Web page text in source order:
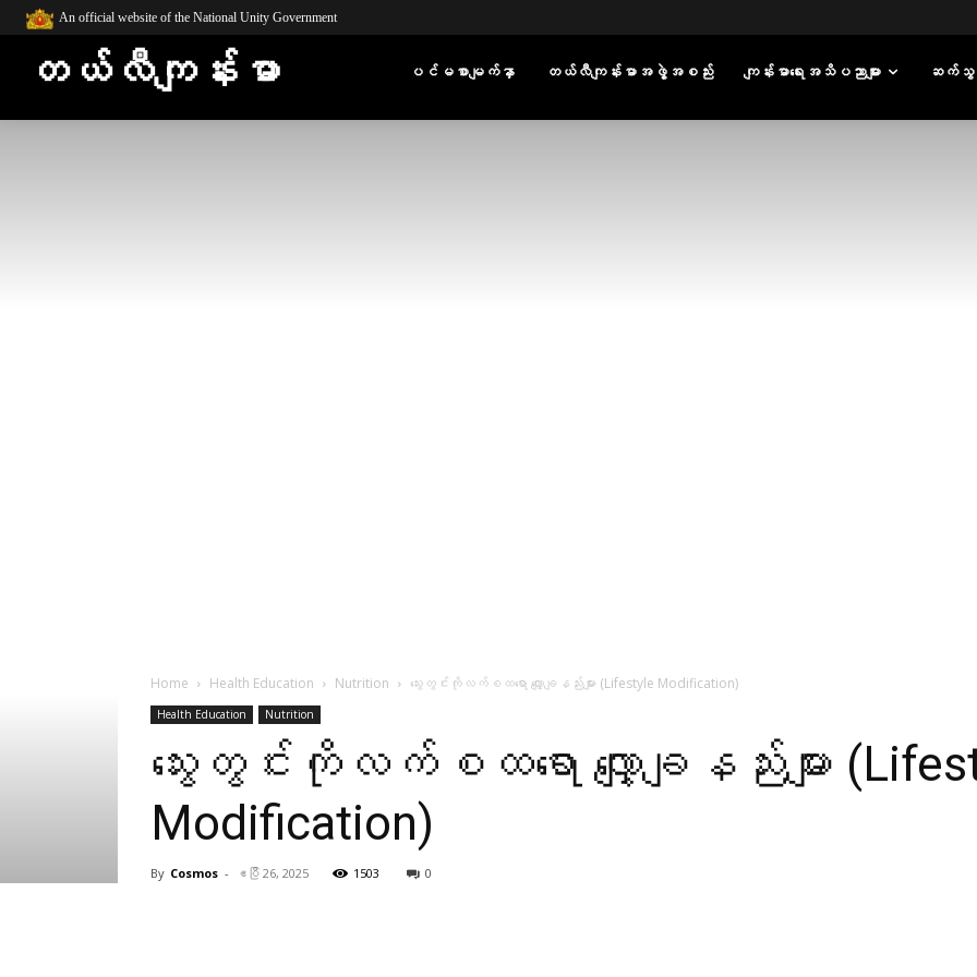
An official website of the National Unity Government
တယ်လီကျန်းမာ ပင်မစာမျက်နှာ တယ်လီကျန်းမာအဖွဲ့အစည်း ကျန်းမာရေးအသိပညာများ ဆက်
Home Health Education Nutrition သွေးတွင်းကိုလက်စထရော လျှော့ချနည်းများ (Lifestyle Modification)
Health Education Nutrition
သွေးတွင်းကိုလက်စထရော လျှော့ချနည်းများ
Modification)
By Cosmos - ဧပြီ 26, 2025 1503 0